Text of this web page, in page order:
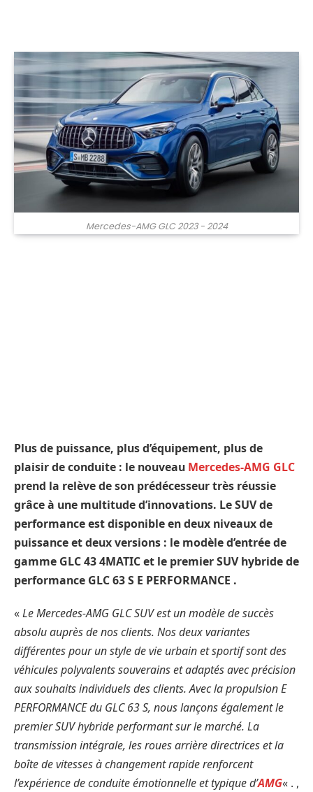
Mercedes-AMG GLC 2023 - 2024
Plus de puissance, plus d’équipement, plus de
plaisir de conduite : le nouveau Mercedes-AMG GLC
prend la relève de son prédécesseur très réussie
grâce à une multitude d’innovations. Le SUV de
performance est disponible en deux niveaux de
puissance et deux versions : le modèle d’entrée de
gamme GLC 43 4MATIC et le premier SUV hybride de
performance GLC 63 S E PERFORMANCE .
«Le Mercedes-AMG GLC SUV est un modèle de succès
absolu auprès de nos clients. Nos deux variantes
différentes pour un style de vie urbain et sportif sont des
véhicules polyvalents souverains et adaptés avec précision
aux souhaits individuels des clients. Avec la propulsion E
PERFORMANCE du GLC 63 S, nous lançons également le
premier SUV hybride performant sur le marché. La
transmission intégrale, les roues arrière directrices et la
boîte de vitesses à changement rapide renforcent
l’expérience de conduite émotionnelle et typique d’AMG« . ,